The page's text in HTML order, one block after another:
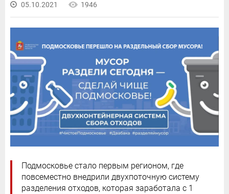
05.10.2021 1946
Подмосковье стало первым регионом, где
повсеместно внедрили двухпоточную систему
разделения отходов, которая заработала с 1